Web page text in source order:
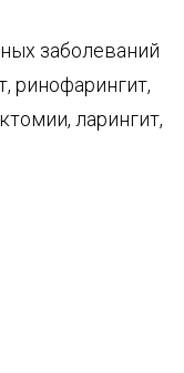
заболеваний
ринофарингит,
ларингит,